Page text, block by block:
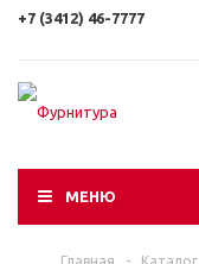
+7 (3412) 46-7777
МЕНЮ